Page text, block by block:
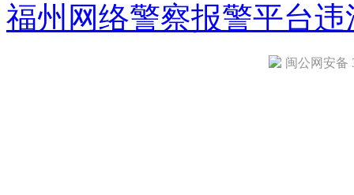
福州网络警察报警平台违
闽公网安备